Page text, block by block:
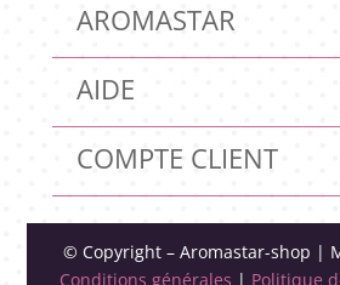
AROMASTAR
AIDE
COMPTE CLIENT
© Copyright – Aromastar-shop |
Conditions générales | Politique
AromaKiné
gel